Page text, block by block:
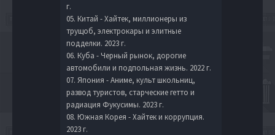
г.
05. Китай - Хайтек, миллионеры из
трущоб, электрокары и элитные
подделки. 2023 г.
06. Куба - Черный рынок, дорогие
автомобили и подпольная жизнь. 2022 г.
07. Япония - Аниме, культ школьниц,
развод туристов, старческие гетто и
радиация Фукусимы. 2023 г.
08. Южная Корея - Хайтек и коррупция.
2023 г.